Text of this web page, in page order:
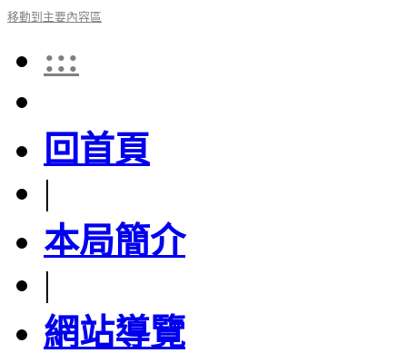
移動到主要內容區
:::
回首頁
|
本局簡介
|
網站導覽